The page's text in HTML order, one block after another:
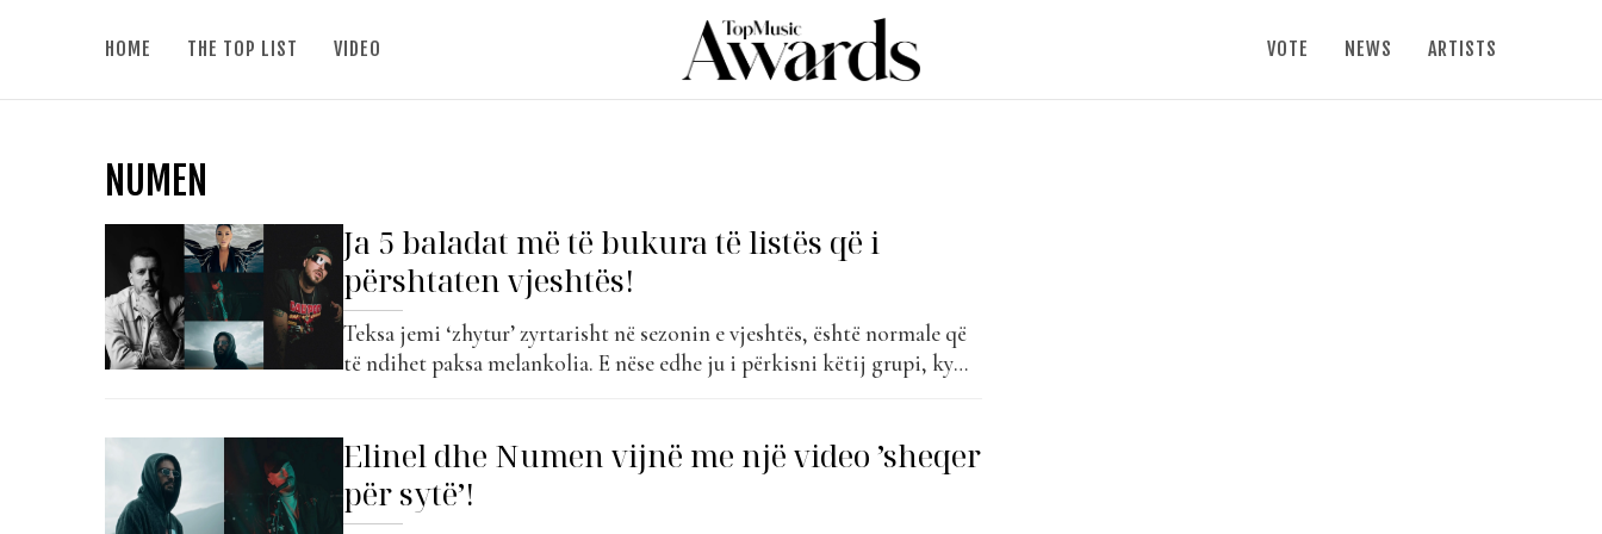
HOME THE TOP LIST VIDEO VOTE NEWS ARTISTS
NUMEN
Ja 5 baladat më të bukura të listës që i
përshtaten vjeshtës!
Teksa jemi ‘zhytur’ zyrtarisht në sezonin e vjeshtës, është normale që
të ndihet paksa melankolia. E nëse edhe ju i përkisni këtij grupi, ky
baladave. Dhe ne po...
Elinel dhe Numen vijnë me një video ’sheqer
për sytë’!